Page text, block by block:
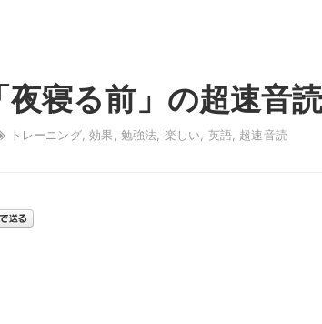
寝る前」の超速音
トレーニング,効果 勉強法 楽しい 英語, 超速音読